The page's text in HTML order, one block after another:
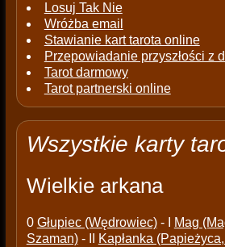
Losuj Tak Nie
Wróżba email
Stawianie kart tarota online
Przepowiadanie przyszłości z
Tarot darmowy
Tarot partnerski online
Wszystkie karty
Wielkie arkana
0 Głupiec (Wędrowiec)- I
Mag
Szaman)- II Kapłanka